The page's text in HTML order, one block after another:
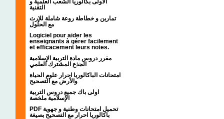
الاولى بكالوريا الشعب العلمية و
التقنية
تمارين و خطاطة روعة شاملة للإرث
مع الحلول
Logiciel pour aider les
enseignants à gérer facilement
et efficacement leurs notes.
مقرر دروس مادة التربية الإسلامية
الجذع المشترك العلمي
امتحانات الباكالوريا احرار علوم الحياة
والأرض مع التصحيح
اولى باك جميع دروس التربية
الإسلامية ملخصة
PDF تحميل امتحانات وطنية و جهوية
باكالوريا احرار مع التصحيح بصيغة